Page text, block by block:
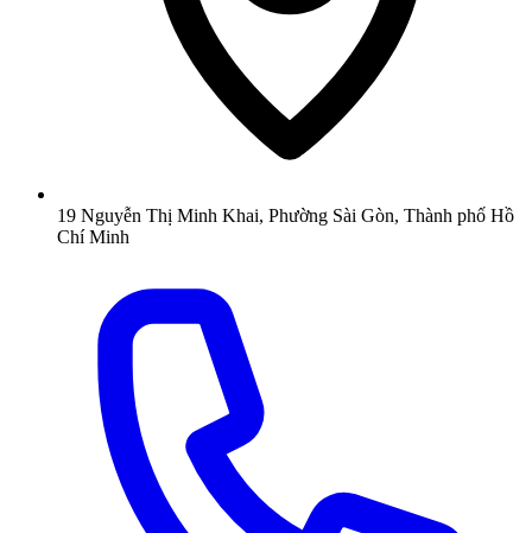
19 Nguyễn Thị Minh Khai, Phường Sài Gòn, Thành phố Hồ
Chí Minh